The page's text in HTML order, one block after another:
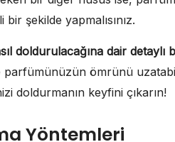
şekilde yapmalısınız.
doldurulacağına dair detaylı
parfümünüzün ömrünü
doldurmanın keyfini çıkarın!
Yöntemleri